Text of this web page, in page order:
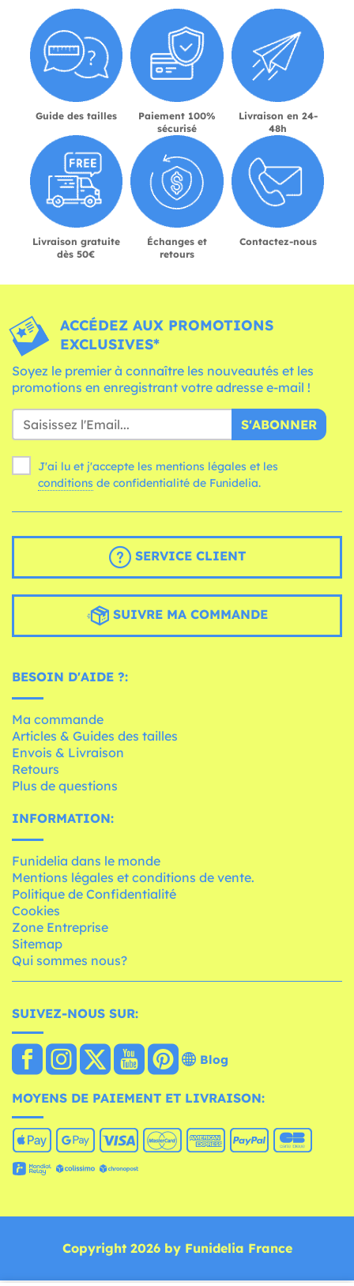
Guide des tailles
Paiement 100%
sécurisé
Livraison en 24-
48h
Livraison gratuite
dès 50€
Échanges et
retours
Contactez-nous
ACCÉDEZ AUX PROMOTIONS
EXCLUSIVES*
Soyez le premier à connaître les nouveautés et les
promotions en enregistrant votre adresse e-mail !
S'ABONNER
J'ai lu et j'accepte les mentions légales et les
conditions de confidentialité de Funidelia.
SERVICE CLIENT
SUIVRE MA COMMANDE
BESOIN D'AIDE ?:
Ma commande
Articles & Guides des tailles
Envois & Livraison
Retours
Plus de questions
INFORMATION:
Funidelia dans le monde
Mentions légales et conditions de vente.
Politique de Confidentialité
Cookies
Zone Entreprise
Sitemap
Qui sommes nous?
SUIVEZ-NOUS SUR:
Blog
MOYENS DE PAIEMENT ET LIVRAISON:
Copyright 2026 by Funidelia France